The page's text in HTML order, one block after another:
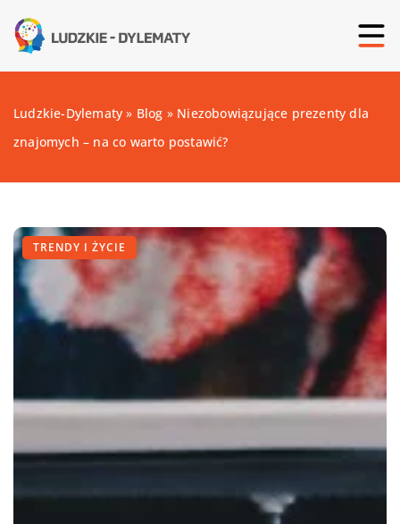
Ludzkie-Dylematy » Blog » Niezobowiązujące prezenty dla
znajomych – na co warto postawić?
TRENDY I ŻYCIE